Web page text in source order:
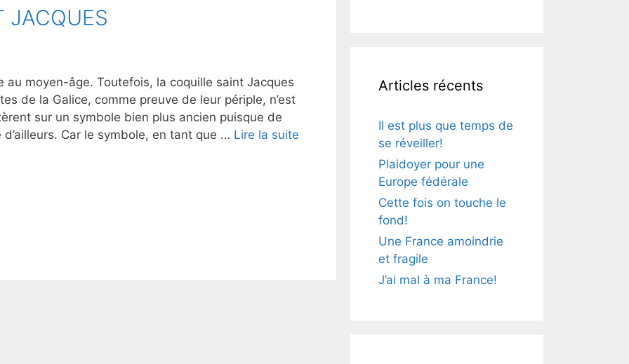
JACQUES
au moyen-âge. Toutefois, la coquille saint Jacques
de la Galice, comme preuve de leur périple, n’est
sur un symbole bien plus ancien puisque de
Car le symbole, en tant que … Lire la suite
Articles récents
Il est plus que temps de
se réveiller!
Plaidoyer pour une
Europe fédérale
Cette fois on touche le
fond!
Une France amoindrie
et fragile
J’ai mal à ma France!